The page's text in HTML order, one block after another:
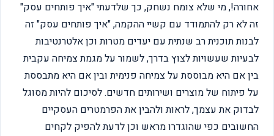
אחורה!, מי שלא צומח נשחק, כך שלדעתי "איך פותחים עסק"
זה לא רק להתמודד עם קשיי ההקמה, "איך פותחים עסק" זה
לבנות תוכנית רב שנתית עם יעדים מטרות וכן אלטרנטיבות
לבעיות שעשויות לצוץ בדרך, לשמור על מגמת צמיחה עקבית
בין אם היא מבוססת על צמיחה פנימית ובין אם היא מתבססת
על פיתוח של מוצרים ושירותים חדשים. לסיכום להיות מסוגל
לבדוק את עצמך, לראות ולהבין את הפרמטרים העסקיים
החשובים כפי שהוגדרו מראש וכן לדעת להפיק לקחים